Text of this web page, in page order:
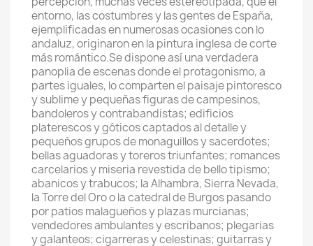
entorno, las costumbres y las gentes de España,
ejemplificadas en numerosas ocasiones con lo
andaluz, originaron en la pintura inglesa de corte
más romántico.Se dispone así una verdadera
panoplia de escenas donde el protagonismo, a
partes iguales, lo comparten el paisaje pintoresco
y sublime y pequeñas figuras de campesinos,
bandoleros y contrabandistas; edificios
platerescos y góticos captados al detalle y
pequeños grupos de monaguillos y sacerdotes;
bellas aguadoras y toreros triunfantes; romances
carcelarios y miseria revestida de bello tipismo;
abanicos y trabucos; la Alhambra, Sierra Nevada,
la Torre del Oro o la catedral de Burgos pasando
por patios malagueños y plazas murcianas;
vendedores ambulantes y escribanos; plegarias
y galanteos; cigarreras y celestinas; guitarras y